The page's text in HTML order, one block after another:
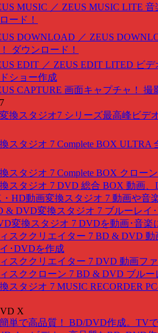
MUSIC ／ ZEUS MUSIC LITE 音
ード！
DOWNLOAD ／ ZEUS
ダウンロード！
EDIT ／ ZEUS EDIT LITED ビ
ショー作成
CAPTURE 画面キャプチャ！ 撮
スタジオ 7 Complete BOX ULTRA
スタジオ 7 Complete BOX クロー
スタジオ 7 DVD 総合 BOX 動画、
HD動画変換スタジオ 7 動画や音
& DVD変換スタジオ 7 ブルーレイ
変換スタジオ 7 DVDを動画･音楽
スククリエイター 7 BD & DVD 動
･DVDを作成
スククリエイター 7 DVD 動画フ
スククローン 7 BD & DVD ブルー
スタジオ 7 MUSIC RECORDER
X